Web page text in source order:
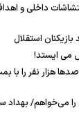
داخلی و
استقلال
می ایستد!
هزار نفر را
می‌خواهم/ بهداد